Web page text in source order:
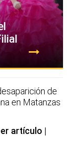
de
en Matanzas
artículo